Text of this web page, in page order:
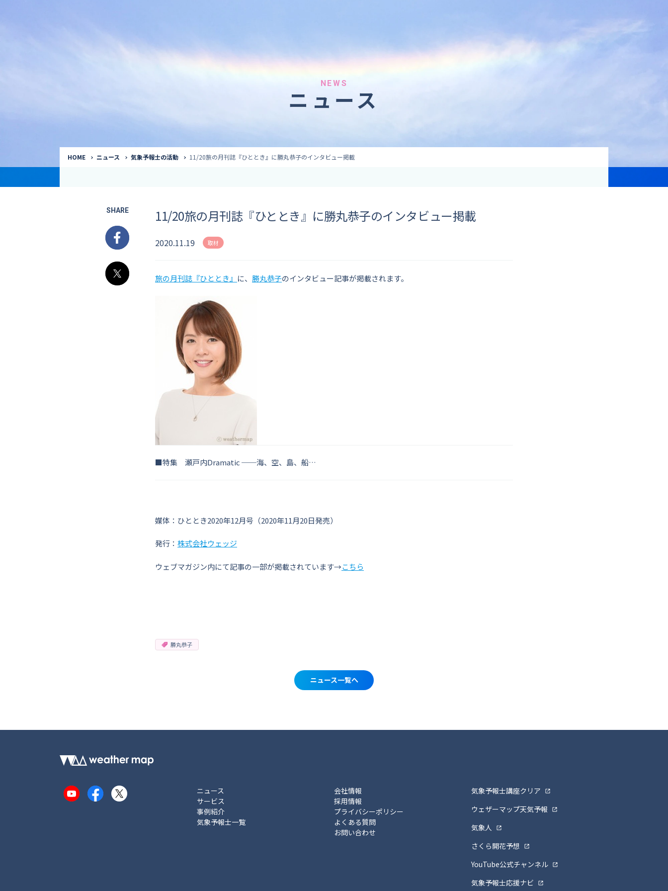
番組サポート / 予報原稿作成
コンテンツ提供
その他の情報提供
気象予報士講座について
NEWS
ニュース
HOME ニュース 気象予報士の活動 11/20旅の月刊誌『ひととき』に勝丸恭子のインタビュー掲載
SHARE
Facebook
X
11/20旅の月刊誌『ひととき』に勝丸恭子のインタビュー掲載
2020.11.19 取材
旅の月刊誌『ひととき』 に、 勝丸恭子のインタビュー記事が掲載されます。
■特集 瀬戸内Dramatic ──海、空、島、船…
媒体：ひととき2020年12月号（2020年11月20日発売）
発行： 株式会社ウェッジ
ウェブマガジン内にて記事の一部が掲載されています→こちら
勝丸恭子
ニュース一覧へ
YouTubeFacebook
X
ニュース
サービス
事例紹介
気象予報士一覧
会社情報
採用情報
プライバシーポリシー
よくある質問
お問い合わせ
気象予報士講座クリア
ウェザーマップ天気予報
気象人
さくら開花予想
YouTube公式チャンネル
気象予報士応援ナビ